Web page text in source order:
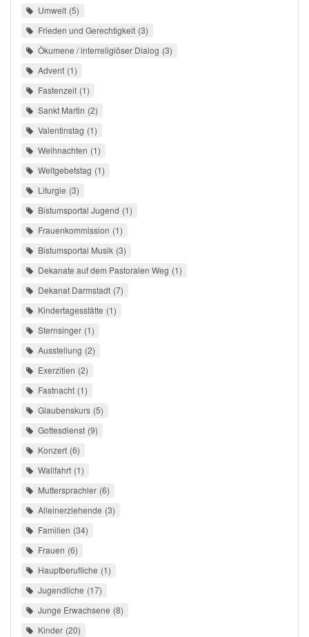
Umwelt 5
Frieden und Gerechtigkeit 3
Ökumene / interreligiöser Dialog 3
Advent 1
Fastenzeit 1
Sankt Martin 2
Valentinstag 1
Weihnachten 1
Weltgebetstag 1
Liturgie 3
Bistumsportal Jugend 1
Frauenkommission 1
Bistumsportal Musik 3
Dekanate auf dem Pastoralen Weg 1
Dekanat Darmstadt 7
Kindertagesstätte 1
Sternsinger 1
Ausstellung 2
Exerzitien 2
Fastnacht 1
Glaubenskurs 5
Gottesdienst 9
Konzert 6
Wallfahrt 1
Muttersprachler 6
Alleinerziehende 3
Familien 34
Frauen 6
Hauptberufliche 1
Jugendliche 17
Junge Erwachsene 8
Kinder 20